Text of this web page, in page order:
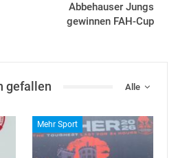
Abbehauser Jungs
gewinnen FAH-Cup
Alle
gefallen
Mehr Sport